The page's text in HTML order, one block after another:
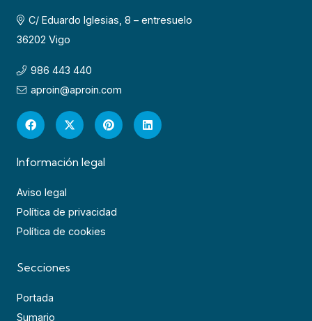
C/ Eduardo Iglesias, 8 – entresuelo
36202 Vigo
986 443 440
aproin@aproin.com
Información legal
Aviso legal
Política de privacidad
Política de cookies
Secciones
Portada
Sumario